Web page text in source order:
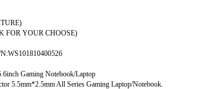
FOR YOUR CHOOSE)
Gaming Notebook/Laptop
5.5mm*2.5mm All Series Gaming Laptop/Notebook.